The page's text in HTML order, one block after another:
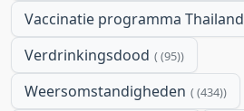
Vaccinatie programma Thailand
Verdrinkingsdood (95)
Weersomstandigheden (434)